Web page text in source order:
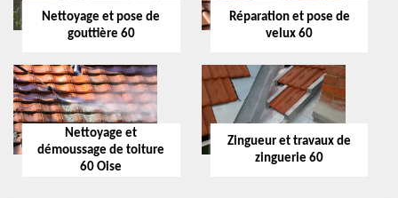
Nettoyage et pose de
gouttière 60
Réparation et pose de
velux 60
Nettoyage et
démoussage de toiture
60 Oise
Zingueur et travaux de
zinguerie 60